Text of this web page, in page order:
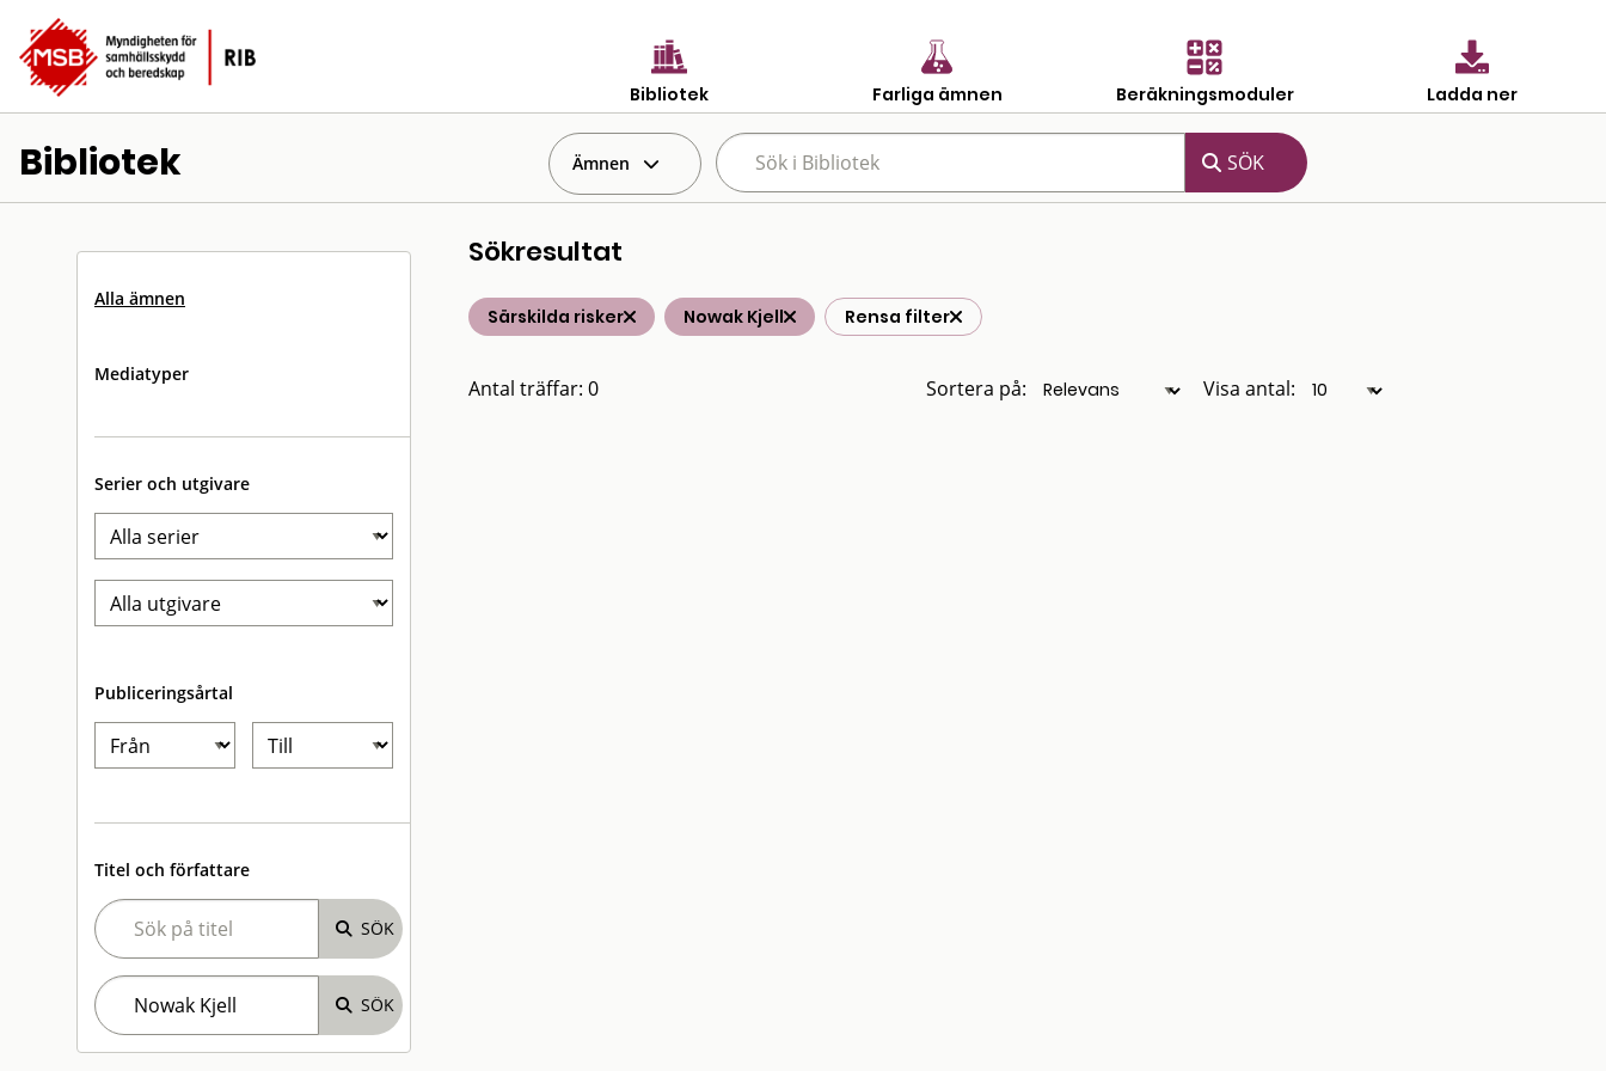
Bibliotek Farliga ämnen Beräkningsmoduler Ladda ner
Bibliotek Ämnen
Alla ämnen
Mediatyper
Serier och utgivare
Publiceringsårtal
Titel och författare
Sökresultat
Särskilda risker Nowak Kjell Rensa filter
Antal träffar: 0 Sortera på: Visa antal: